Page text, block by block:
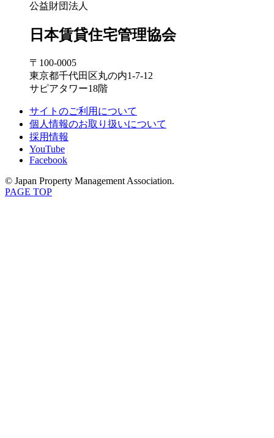
公益財団法人
日本賃貸住宅管理協会
〒100-0005
東京都千代田区丸の内1-7-12
サピアタワー18階
サイトのご利用について
個人情報のお取り扱いについて
採用情報
YouTube
Facebook
© Japan Property Management Association.
PAGE TOP